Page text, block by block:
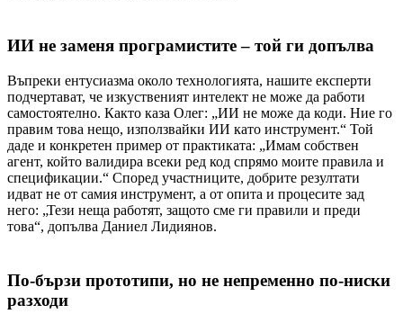
ИИ не заменя програмистите – той ги допълва
Въпреки ентусиазма около технологията, нашите експерти
подчертават, че изкуственият интелект не може да работи
самостоятелно. Както каза Олег: „ИИ не може да коди. Ние го
правим това нещо, използвайки ИИ като инструмент.“ Той
даде и конкретен пример от практиката: „Имам собствен
агент, който валидира всеки ред код спрямо моите правила и
спецификации.“ Според участниците, добрите резултати
идват не от самия инструмент, а от опита и процесите зад
него: „Тези неща работят, защото сме ги правили и преди
това“, допълва Даниел Лидиянов.
По-бързи прототипи, но не непременно по-ниски
разходи